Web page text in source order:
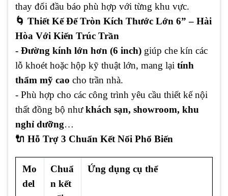
thay đổi đầu báo phù hợp với từng khu vực.
🌀 Thiết Kế Đế Tròn Kích Thước Lớn 6” – Hài
Hòa Với Kiến Trúc Trần
- Đường kính lớn hơn (6 inch) giúp che kín các
lỗ khoét hoặc hộp kỹ thuật lớn, mang lại tính
thẩm mỹ cao cho trần nhà.
- Phù hợp cho các công trình yêu cầu thiết kế nội
thất đồng bộ nhưkhách sạn, showroom, khu
nghỉ dưỡng…
🔌 Hỗ Trợ 3 Chuẩn Kết Nối Phổ Biến
Mo
del
Chuẩ
n kết
Ứng dụng cụ thể